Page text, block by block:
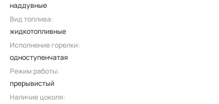
наддувные
Вид топлива:
жидкотопливные
Исполнение горелки:
одноступенчатая
Режим работы:
прерывистый
Наличие цоколя: